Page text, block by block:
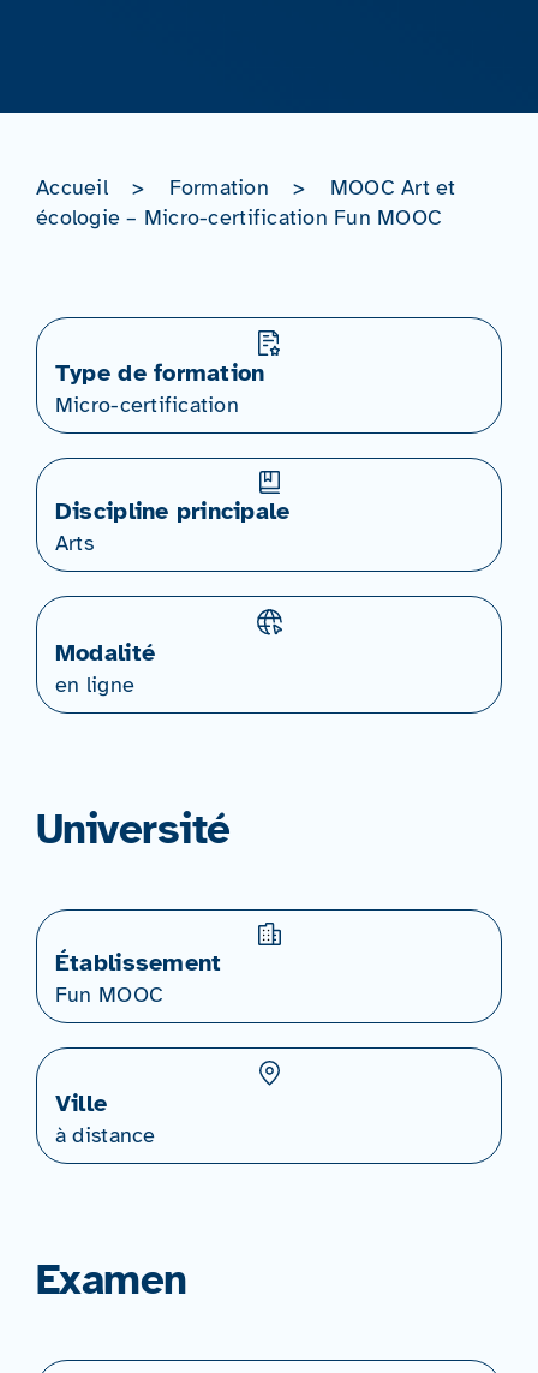
Accueil > Formation >
MOOC Art et
écologie – Micro-certification Fun MOOC
Type de formation
Micro-certification
Discipline principale
Arts
Modalité
en ligne
Université
Établissement
Fun MOOC
Ville
à distance
Examen